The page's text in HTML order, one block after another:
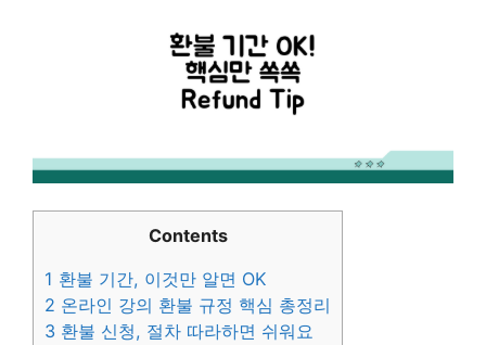
Contents
1 환불 기간, 이것만 알면 OK
2 온라인 강의 환불 규정 핵심 총정리
3 환불 신청, 절차 따라하면 쉬워요